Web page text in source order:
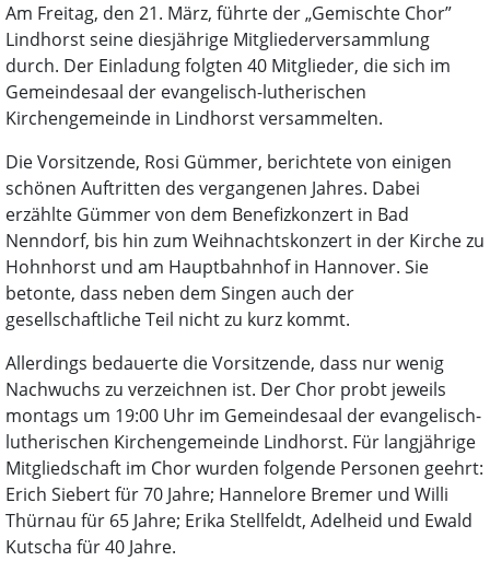
Am Freitag, den 21. März, führte der „Gemischte Chor”
Lindhorst seine diesjährige Mitgliederversammlung
durch. Der Einladung folgten 40 Mitglieder, die sich im
Gemeindesaal der evangelisch-lutherischen
Kirchengemeinde in Lindhorst versammelten.
Die Vorsitzende, Rosi Gümmer, berichtete von einigen
schönen Auftritten des vergangenen Jahres. Dabei
erzählte Gümmer von dem Benefizkonzert in Bad
Nenndorf, bis hin zum Weihnachtskonzert in der Kirche zu
Hohnhorst und am Hauptbahnhof in Hannover. Sie
betonte, dass neben dem Singen auch der
gesellschaftliche Teil nicht zu kurz kommt.
Allerdings bedauerte die Vorsitzende, dass nur wenig
Nachwuchs zu verzeichnen ist. Der Chor probt jeweils
montags um 19:00 Uhr im Gemeindesaal der evangelisch-
lutherischen Kirchengemeinde Lindhorst. Für langjährige
Mitgliedschaft im Chor wurden folgende Personen geehrt:
Erich Siebert für 70 Jahre; Hannelore Bremer und Willi
Thürnau für 65 Jahre; Erika Stellfeldt, Adelheid und Ewald
Kutscha für 40 Jahre.